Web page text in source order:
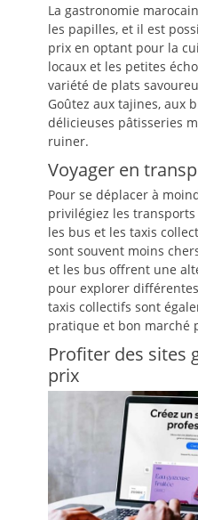
La gastronomie
les papilles, et il est
prix en optant pour la
locaux et les petites
variété de plats
Goûtez aux tajines, aux
délicieuses pâtisseries
ruiner.
Voyager en
Pour se déplacer à
privilégiez les
les bus et les taxis
sont souvent moins
et les bus offrent une
pour explorer
taxis collectifs sont
pratique et bon marché
Profiter des sites
prix